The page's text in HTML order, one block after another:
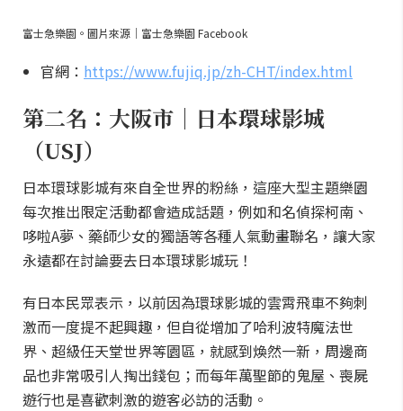
富士急樂園。圖片來源｜富士急樂園 Facebook
官網： https://www.fujiq.jp/zh-CHT/index.html
第二名：大阪市｜日本環球影城
（USJ）
日本環球影城有來自全世界的粉絲，這座大型主題樂園
每次推出限定活動都會造成話題，例如和名偵探柯南、
哆啦A夢、藥師少女的獨語等各種人氣動畫聯名，讓大家
永遠都在討論要去日本環球影城玩！
有日本民眾表示，以前因為環球影城的雲霄飛車不夠刺
激而一度提不起興趣，但自從增加了哈利波特魔法世
界、超級任天堂世界等園區，就感到煥然一新，周邊商
品也非常吸引人掏出錢包；而每年萬聖節的鬼屋、喪屍
遊行也是喜歡刺激的遊客必訪的活動。